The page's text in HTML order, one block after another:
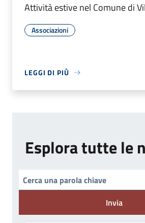
Attività estive nel Comune di
Associazioni
LEGGI DI PIÙ
Esplora tutte le
Invia